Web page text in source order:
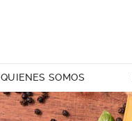
QUIENES SOMOS